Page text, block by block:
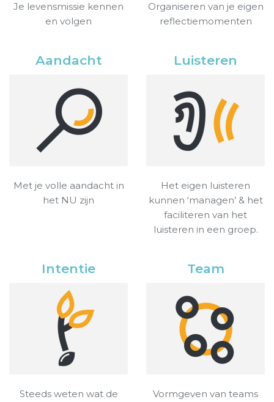
Je levensmissie kennen
en volgen
Organiseren van je eigen
reflectiemomenten
Aandacht
Met je volle aandacht in
het NU zijn
Luisteren
Het eigen luisteren
kunnen ‘managen’ & het
faciliteren van het
luisteren in een groep.
Intentie
Steeds weten wat de
Team
Vormgeven van teams